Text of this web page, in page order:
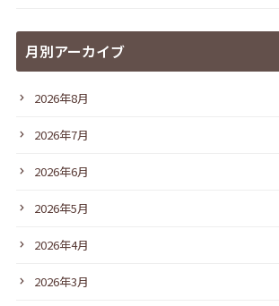
月別アーカイブ
2026年8月
2026年7月
2026年6月
2026年5月
2026年4月
2026年3月